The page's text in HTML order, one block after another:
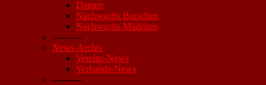
Damen
Nachwuchs Burschen
Nachwuchs Mädchen
----------
News-Archiv
Vereins-News
Verbands-News
----------